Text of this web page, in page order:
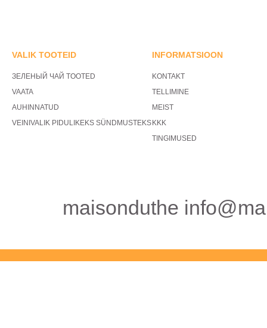
VALIK TOOTEID
ЗЕЛЕНЫЙ ЧАЙ TOOTED
VAATA
AUHINNATUD
VEINIVALIK PIDULIKEKS SÜNDMUSTEKS
INFORMATSIOON
KONTAKT
TELLIMINE
MEIST
KKK
TINGIMUSED
maisonduthe